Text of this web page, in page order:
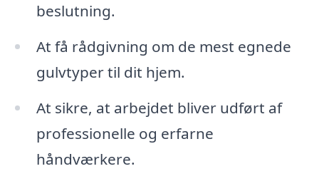
beslutning.
At få rådgivning om de mest egnede
gulvtyper til dit hjem.
At sikre, at arbejdet bliver udført af
professionelle og erfarne
håndværkere.